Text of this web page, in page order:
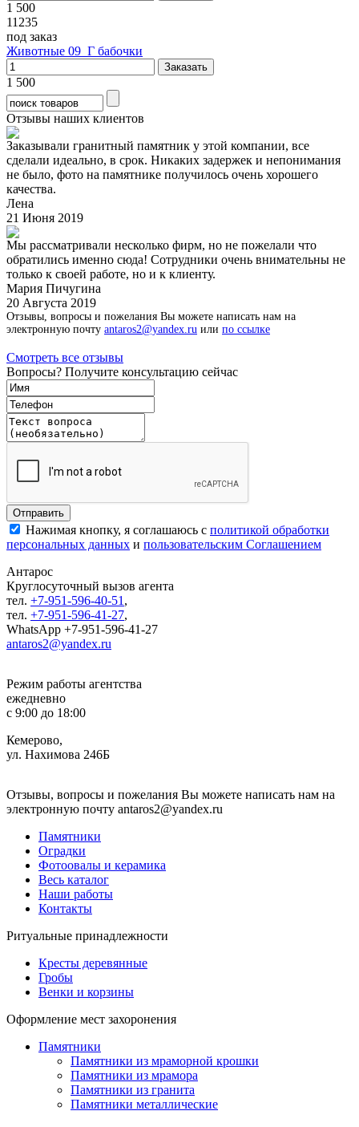
1 500
11235
под заказ
Животные 09_Г бабочки
1 500
Отзывы наших клиентов
Заказывали гранитный памятник у этой компании, все
сделали идеально, в срок. Никаких задержек и непонимания
не было, фото на памятнике получилось очень хорошего
качества.
Лена
21 Июня 2019
Мы рассматривали несколько фирм, но не пожелали что
обратились именно сюда! Сотрудники очень внимательны не
только к своей работе, но и к клиенту.
Мария Пичугина
20 Августа 2019
Отзывы, вопросы и пожелания Вы можете написать нам на
электронную почту antaros2@yandex.ru или по ссылке
Смотреть все отзывы
Вопросы? Получите консультацию сейчас
Нажимая кнопку, я соглашаюсь с политикой обработки
персональных данных и пользовательским Соглашением
Антарос
Круглосуточный вызов агента
тел. +7-951-596-40-51 ,
тел. +7-951-596-41-27,
WhatsApp +7-951-596-41-27
antaros2@yandex.ru
Режим работы агентства
ежедневно
с 9:00 до 18:00
Кемерово,
ул. Нахимова 246Б
Отзывы, вопросы и пожелания Вы можете написать нам на
электронную почту antaros2@yandex.ru
Памятники
Оградки
Фотоовалы и керамика
Весь каталог
Наши работы
Контакты
Ритуальные принадлежности
Кресты деревянные
Гробы
Венки и корзины
Оформление мест захоронения
Памятники
Памятники из мраморной крошки
Памятники из мрамора
Памятники из гранита
Памятники металлические